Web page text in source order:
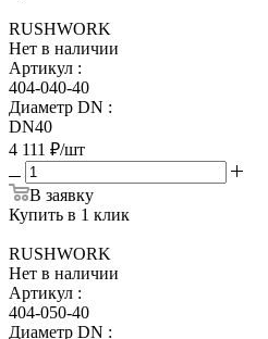
RUSHWORK
Нет в наличии
Артикул :
404-040-40
Диаметр DN :
DN40
4 111 ₽/шт
В заявку
Купить в 1 клик
RUSHWORK
Нет в наличии
Артикул :
404-050-40
Диаметр DN :